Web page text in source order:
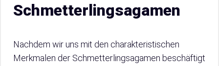
Schmetterlingsagamen
Nachdem wir uns mit den charakteristischen
Merkmalen der Schmetterlingsagamen beschäftigt